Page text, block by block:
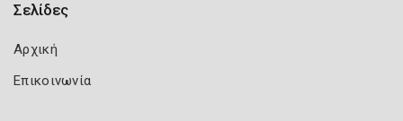
Σελίδες
Αρχική
Επικοινωνία